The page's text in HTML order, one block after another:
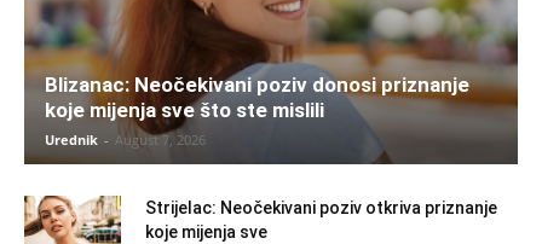
Blizanac: Neočekivani poziv donosi priznanje
koje mijenja sve što ste mislili
Urednik - August 7, 2026
Strijelac: Neočekivani poziv otkriva priznanje
koje mijenja sve